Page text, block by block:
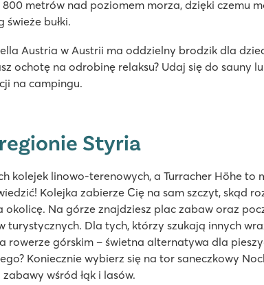
w otoczeniu górskich krajobrazów
i jazdy rowerem górskim
metrów nad poziomem morza, dzięki czemu
bułki.
Austria w Austrii ma oddzielny brodzik dla
ochotę na odrobinę relaksu? Udaj się do sauny
na campingu.
Styria
kolejek linowo-terenowych, a Turracher Höhe to
Kolejka zabierze Cię na sam szczyt, skąd
okolicę. Na górze znajdziesz plac zabaw oraz
turystycznych. Dla tych, którzy szukają innych
rowerze górskim – świetna alternatywa dla
Koniecznie wybierz się na tor saneczkowy
wśród łąk i lasów.